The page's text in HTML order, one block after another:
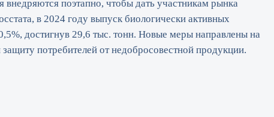
внедряются поэтапно, чтобы дать участникам рынка
в 2024 году выпуск биологически активных
достигнув 29,6 тыс. тонн. Новые меры направлены на
потребителей от недобросовестной продукции.